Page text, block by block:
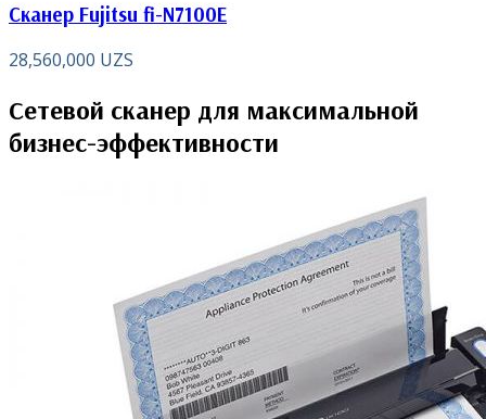
Сканер Fujitsu fi-N7100E
28,560,000 UZS
Сетевой сканер для максимальной
бизнес-эффективности